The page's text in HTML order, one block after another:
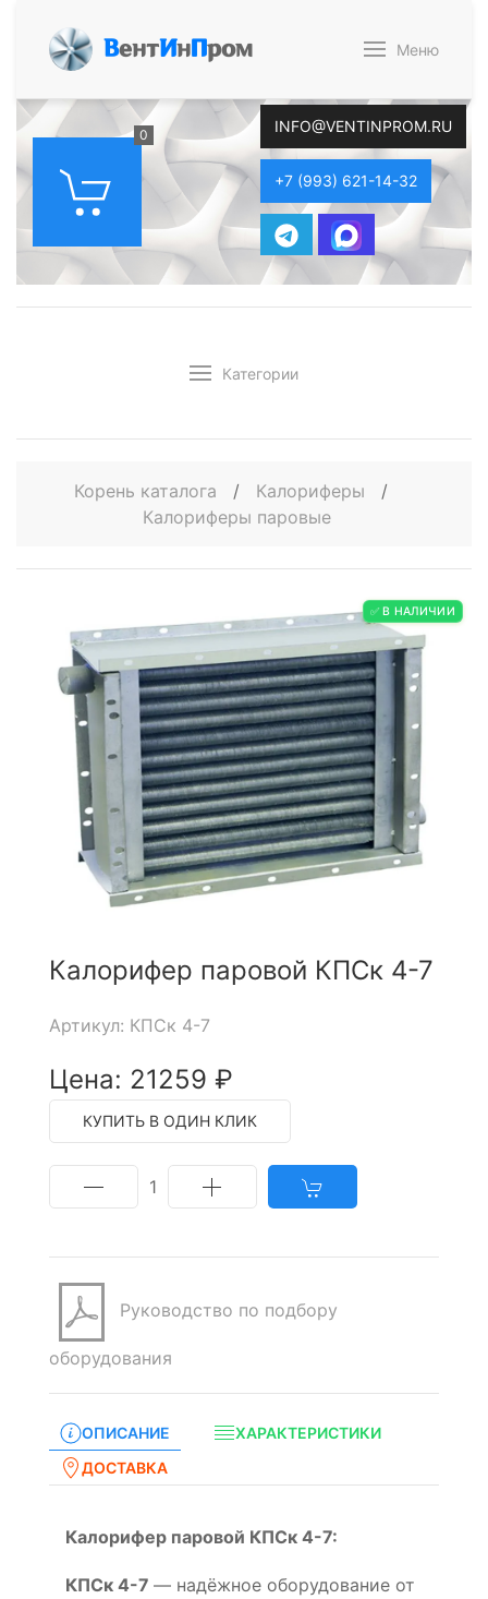
ВентИнПром Меню
0 INFO@VENTINPROM.RU
+7 (993) 621-14-32
Категории
Корень каталога / Калориферы
/
Калориферы паровые
✅ В НАЛИЧИИ
Калорифер паровой КПСк 4-7
Артикул: КПСк 4-7
Цена: 21259 ₽
КУПИТЬ В ОДИН КЛИК
1
Руководство по подбору
оборудования
ОПИСАНИЕ
ХАРАКТЕРИСТИКИ
ДОСТАВКА
Калорифер паровой КПСк 4-7:
КПСк 4-7 — надёжное оборудование от